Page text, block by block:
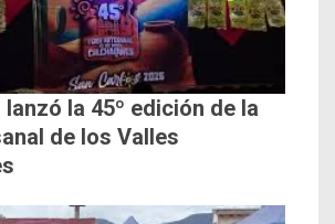
la 45º edición de la
de los Valles